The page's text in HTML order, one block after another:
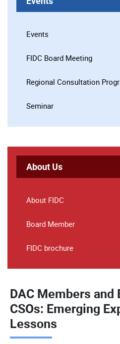
Events
FIDC Board Meeting
Regional Consultation
Seminar
About Us
About FIDC
Board Member
FIDC brochure
DAC Members and
CSOs: Emerging
Lessons